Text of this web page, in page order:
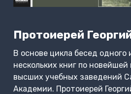
Протоиерей
В основе цикла бесед
нескольких книг по
высших учебных заведений
Академии. Протоиерей